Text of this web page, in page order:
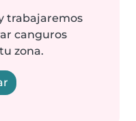
trabajaremos
canguros
zona.